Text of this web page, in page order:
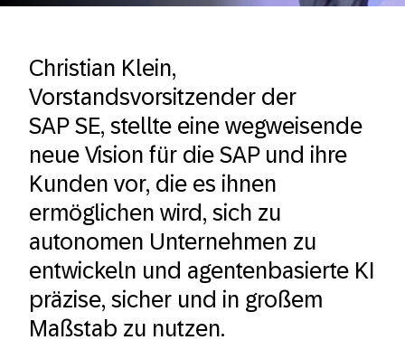
Christian Klein,
Vorstandsvorsitzender der
SAP SE, stellte eine wegweisende
neue Vision für die SAP und ihre
Kunden vor, die es ihnen
ermöglichen wird, sich zu
autonomen Unternehmen zu
entwickeln und agentenbasierte KI
präzise, sicher und in großem
Maßstab zu nutzen.